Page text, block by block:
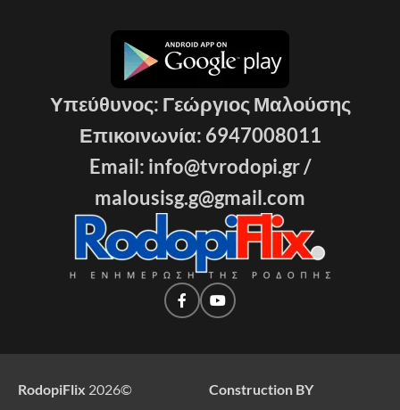
Υπεύθυνος: Γεώργιος Μαλούσης
Επικοινωνία: 6947008011
Email: info@tvrodopi.gr /
malousisg.g@gmail.com
RodopiFlix 2026© Construction BY